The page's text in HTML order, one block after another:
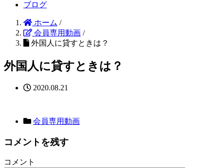
ブログ
ホーム /
会員専用動画 /
外国人に貸すときは？
外国人に貸すときは？
2020.08.21
会員専用動画
コメントを残す
コメント